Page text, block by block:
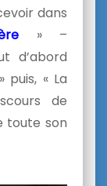
dans
» –
d’abord
« La
de
toute son